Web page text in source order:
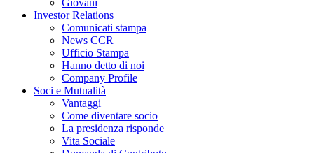
Giovani
Investor Relations
Comunicati stampa
News CCR
Ufficio Stampa
Hanno detto di noi
Company Profile
Soci e Mutualità
Vantaggi
Come diventare socio
La presidenza risponde
Vita Sociale